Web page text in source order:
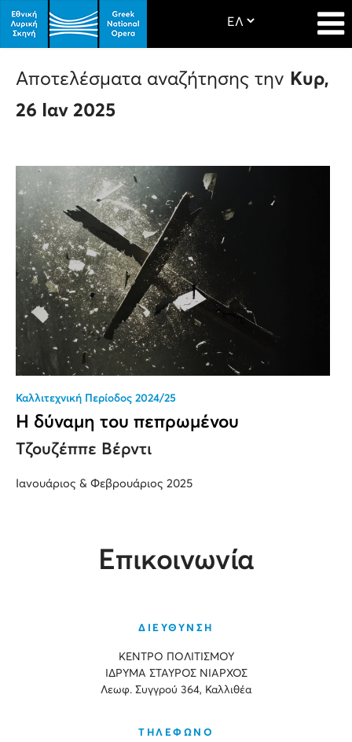
Αποτελέσματα αναζήτησης την Κυρ,
26 Ιαν 2025
Καλλιτεχνική Περίοδος 2024/25
Η δύναμη του πεπρωμένου
Τζουζέππε Βέρντι
Ιανουάριος & Φεβρουάριος 2025
Επικοινωνία
ΔΙΕΥΘΥΝΣΗ
ΚΕΝΤΡΟ ΠΟΛΙΤΙΣΜΟΥ
ΙΔΡΥΜΑ ΣΤΑΥΡΟΣ ΝΙΑΡΧΟΣ
Λεωφ. Συγγρού 364, Καλλιθέα
ΤΗΛΕΦΩΝΟ